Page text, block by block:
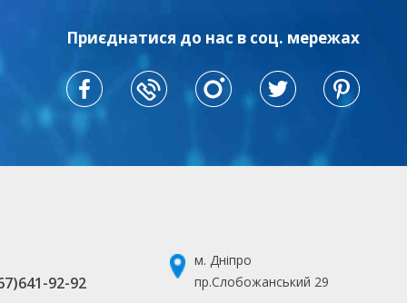
Приєднатися до нас в соц. мережах
92-92
м. Дніпро
пр.Слобожанський 29